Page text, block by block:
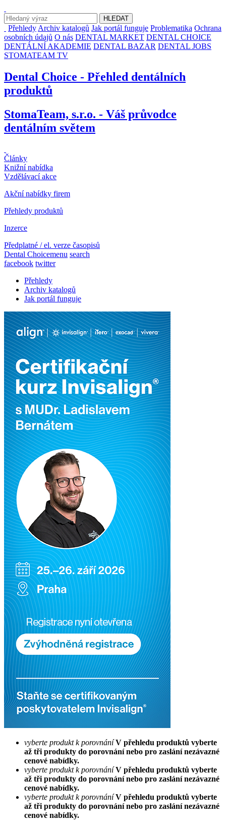
Přehledy Archiv katalogů Jak portál funguje Problematika Ochrana
osobních údajů O nás DENTAL MARKET DENTAL CHOICE
DENTÁLNÍ AKADEMIE DENTAL BAZAR DENTAL JOBS
STOMATEAM TV
Dental Choice - Přehled dentálních
produktů
StomaTeam, s.r.o. - Váš průvodce
dentálním světem
Články
Knižní nabídka
Vzdělávací akce
Akční nabídky firem
Přehledy produktů
Inzerce
Předplatné / el. verze časopisů
Dental Choicemenu search
facebook twitter
Přehledy
Archiv katalogů
Jak portál funguje
vyberte produkt k porovnání V přehledu produktů vyberte
až tři produkty do porovnání nebo pro zaslání nezávazné
cenové nabídky.
vyberte produkt k porovnání V přehledu produktů vyberte
až tři produkty do porovnání nebo pro zaslání nezávazné
cenové nabídky.
vyberte produkt k porovnání V přehledu produktů vyberte
až tři produkty do porovnání nebo pro zaslání nezávazné
cenové nabídky.